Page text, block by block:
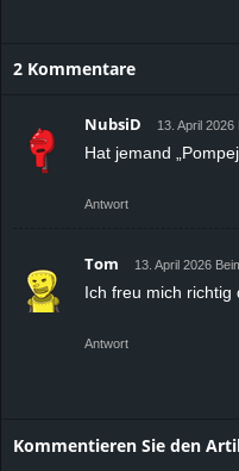
2 Kommentare
NubsiD 13. April 2026
Hat jemand
Antwort
Tom 13. April 2026
Ich freu mich richtig
Antwort
Kommentieren Sie den